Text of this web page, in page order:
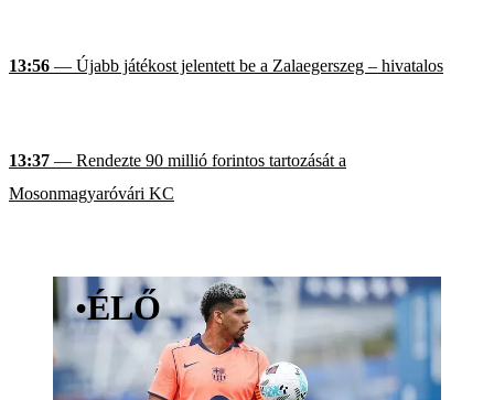
13:56 — Újabb játékost jelentett be a Zalaegerszeg – hivatalos
13:37 — Rendezte 90 millió forintos tartozását a
Mosonmagyaróvári KC
•ÉLŐ